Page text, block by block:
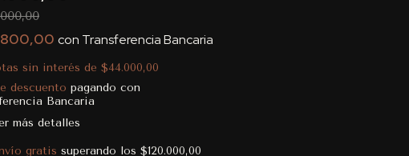
con Transferencia Bancaria
sin interés de $44.000,00
descuento pagando con
Bancaria
más detalles
gratis superando los$120.000,00